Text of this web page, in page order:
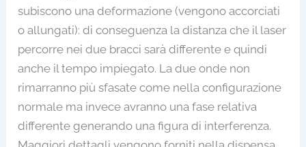
subiscono una deformazione (vengono accorciati
o allungati): di conseguenza la distanza che il laser
percorre nei due bracci sarà differente e quindi
anche il tempo impiegato. La due onde non
rimarranno più sfasate come nella configurazione
normale ma invece avranno una fase relativa
differente generando una figura di interferenza.